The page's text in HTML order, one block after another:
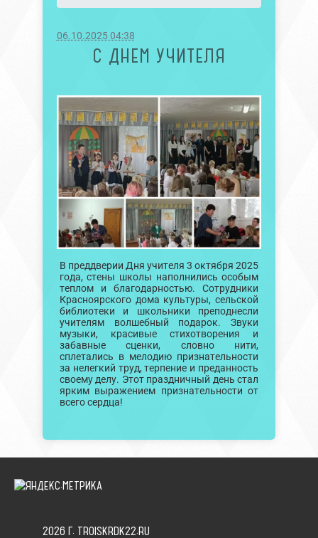
06.10.2025 04:38
С ДНЕМ УЧИТЕЛЯ
В преддверии Дня учителя 3 октября 2025
года, стены школы наполнились особым
теплом и благодарностью. Сотрудники
Красноярского дома культуры, сельской
библиотеки и школьники преподнесли
учителям волшебный подарок. Звуки
музыки, красивые стихотворения и
забавные сценки, словно нити,
сплетались в мелодию признательности
за нелегкий труд, терпение и преданность
своему делу. Этот праздничный день стал
ярким выражением признательности от
всего сердца!
2026 Г. TROISKRDK22.RU